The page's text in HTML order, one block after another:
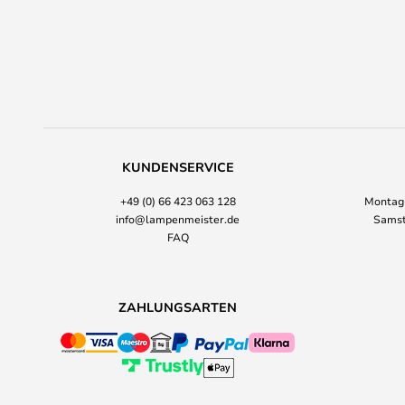
KUNDENSERVICE
+49 (0) 66 423 063 128
info@lampenmeister.de
FAQ
ZAHLUNGSARTEN